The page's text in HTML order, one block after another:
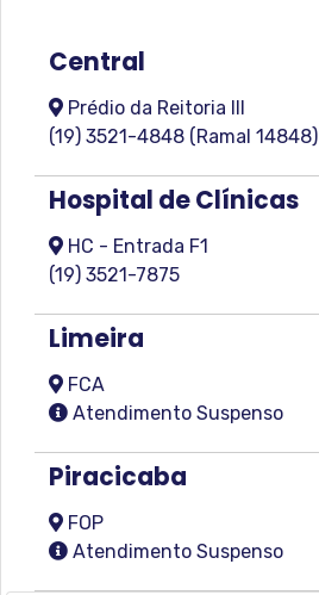
Central
Prédio da Reitoria III
(19) 3521-4848 (Ramal 14848)
Hospital de Clínicas
HC - Entrada F1
(19) 3521-7875
Limeira
FCA
Atendimento Suspenso
Piracicaba
FOP
Atendimento Suspenso